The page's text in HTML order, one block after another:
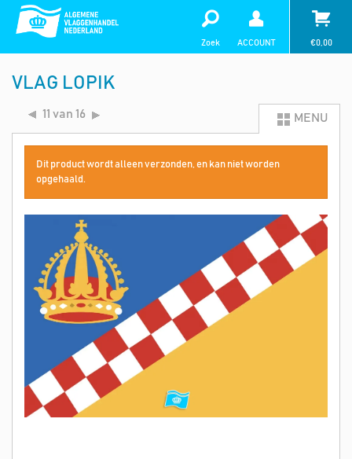
Zoek ACCOUNT €0,00
VLAG LOPIK
11 van 16 MENU
Dit product wordt alleen verzonden, en kan niet worden
opgehaald.